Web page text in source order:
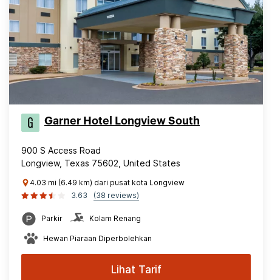
Garner Hotel Longview South
900 S Access Road
Longview, Texas 75602, United States
4.03 mi (6.49 km) dari pusat kota Longview
3.63
(38 reviews)
Parkir Kolam Renang
Hewan Piaraan Diperbolehkan
Lihat Tarif